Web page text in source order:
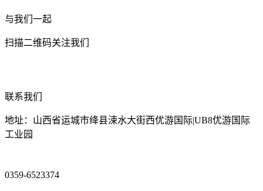
与我们一起
扫描二维码关注我们
联系我们
地址：山西省运城市绛县涑水大街西优游国际|UB8优游国际
工业园
0359-6523374